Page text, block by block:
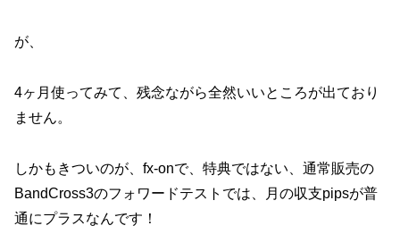
が、
4ヶ月使ってみて、残念ながら全然いいところが出ており
ません。
しかもきついのが、fx-onで、特典ではない、通常販売の
BandCross3のフォワードテストでは、月の収支pipsが普
通にプラスなんです！